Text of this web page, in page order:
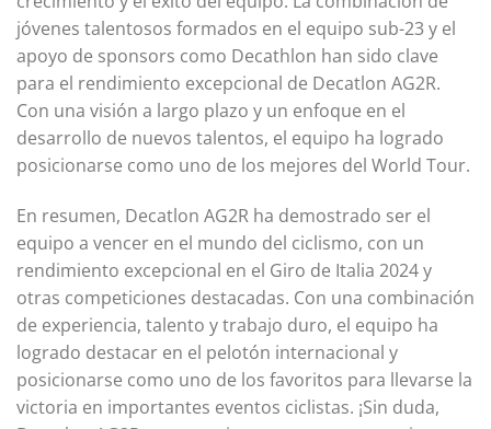
jóvenes talentosos formados en el equipo sub-23 y el
apoyo de sponsors como Decathlon han sido clave
para el rendimiento excepcional de Decatlon AG2R.
Con una visión a largo plazo y un enfoque en el
desarrollo de nuevos talentos, el equipo ha logrado
posicionarse como uno de los mejores del World Tour.
En resumen, Decatlon AG2R ha demostrado ser el
equipo a vencer en el mundo del ciclismo, con un
rendimiento excepcional en el Giro de Italia 2024 y
otras competiciones destacadas. Con una combinación
de experiencia, talento y trabajo duro, el equipo ha
logrado destacar en el pelotón internacional y
posicionarse como uno de los favoritos para llevarse la
victoria en importantes eventos ciclistas. ¡Sin duda,